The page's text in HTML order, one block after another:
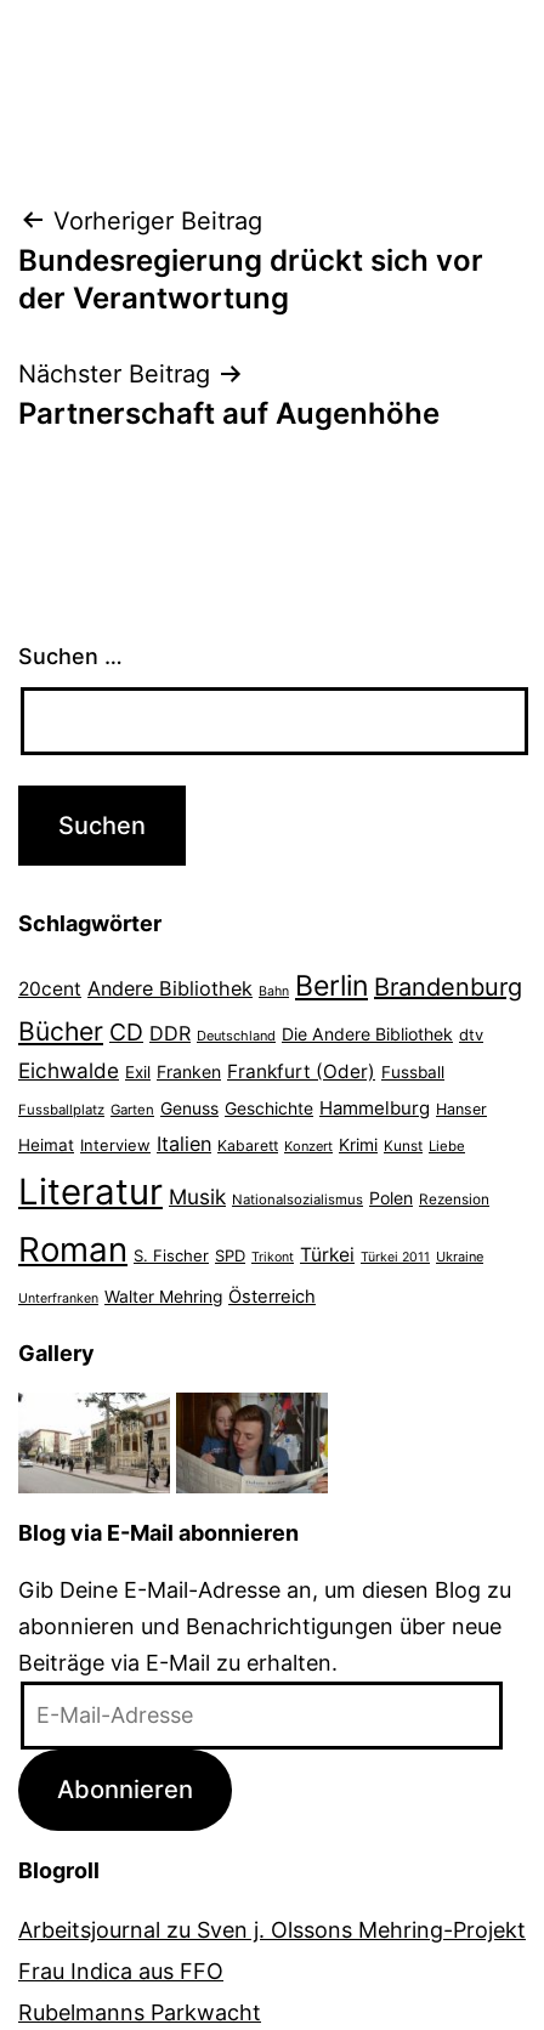
Beitragsnavigation
Vorheriger Beitrag
Bundesregierung drückt sich vor
der Verantwortung
Nächster Beitrag
Partnerschaft auf Augenhöhe
Suchen …
Schlagwörter
20cent Andere Bibliothek Bahn Berlin Brandenburg
Bücher CD DDR Deutschland Die Andere Bibliothek dtv
Eichwalde Exil Franken Frankfurt (Oder) Fussball
Fussballplatz Garten Genuss Geschichte Hammelburg Hanser
Heimat Interview Italien Kabarett Konzert Krimi Kunst Liebe
Literatur Musik Nationalsozialismus Polen Rezension
Roman S. Fischer SPD Trikont Türkei Türkei 2011 Ukraine
Unterfranken Walter Mehring Österreich
Gallery
Blog via E-Mail abonnieren
Gib Deine E-Mail-Adresse an, um diesen Blog zu
abonnieren und Benachrichtigungen über neue
Beiträge via E-Mail zu erhalten.
Adresse
Abonnieren
Blogroll
Arbeitsjournal zu Sven j. Olssons Mehring-Projekt
Frau Indica aus FFO
Rubelmanns Parkwacht